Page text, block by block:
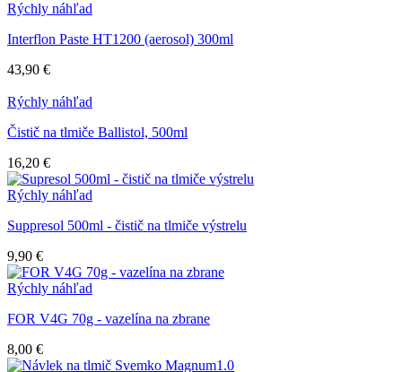
Rýchly náhľad
Interflon Paste HT1200 (aerosol) 300ml
43,90 €
Rýchly náhľad
Čistič na tlmiče Ballistol, 500ml
16,20 €
Rýchly náhľad
Suppresol 500ml - čistič na tlmiče výstrelu
9,90 €
Rýchly náhľad
FOR V4G 70g - vazelína na zbrane
8,00 €